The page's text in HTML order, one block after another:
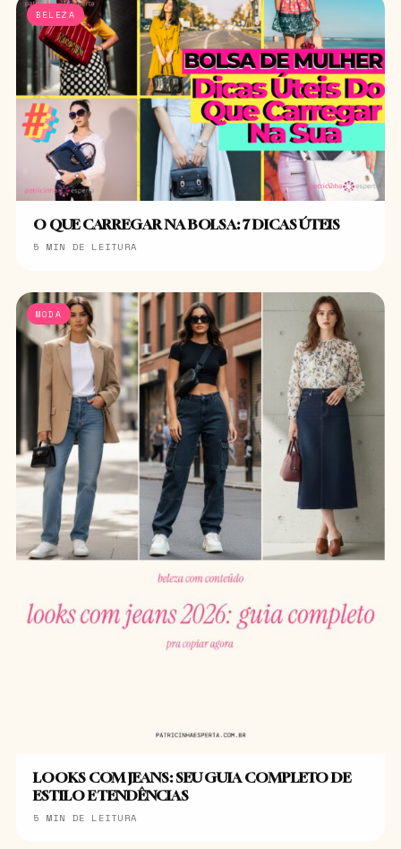
BELEZA
O QUE CARREGAR NA BOLSA: 7 DICAS ÚTEIS
5 MIN DE LEITURA
MODA
LOOKS COM JEANS: SEU GUIA COMPLETO DE
ESTILO E TENDÊNCIAS
5 MIN DE LEITURA